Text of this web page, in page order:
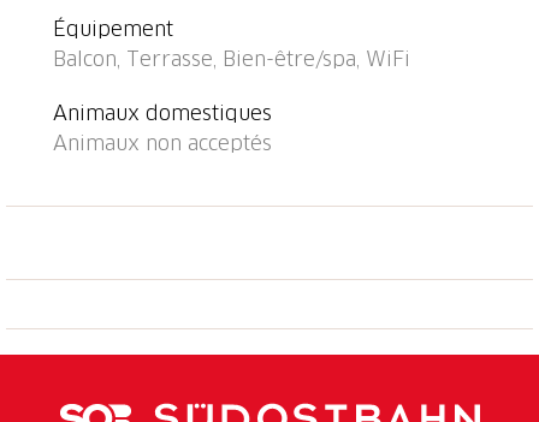
piscine couverte 6 km, baignade en lac 8 km. Terrain
de golf (9 trous) 100 m, téléski 2.5 km, télésiège 2.5
km, remontées mécaniques 2.5 km, pistes de ski 2.5
km. Arrêt du ski-bus 350 m, école de ski 2.5 km,
piste de luge 2.5 km, ski de fond 2.5 km, patinoire 6
5 km. Région de randonnées: Oberalppass 5 km.
Équipement
Balcon, Terrasse, Bien-être/spa, WiFi
Animaux domestiques
Animaux non acceptés